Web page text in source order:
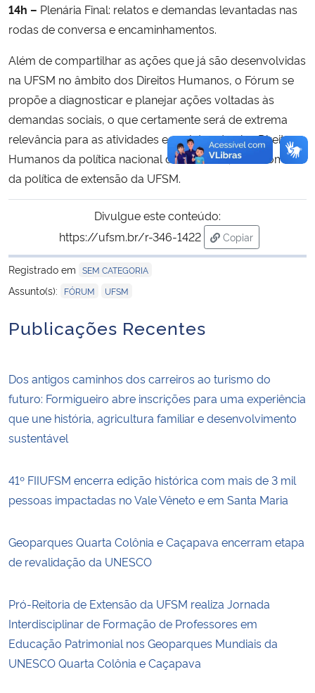
14h – Plenária Final: relatos e demandas levantadas nas
rodas de conversa e encaminhamentos.
Além de compartilhar as ações que já são desenvolvidas
na UFSM no âmbito dos Direitos Humanos, o Fórum se
propõe a diagnosticar e planejar ações voltadas às
demandas sociais, o que certamente será de extrema
relevância para as atividades e projetos do eixo Direitos
Humanos da política nacional de extensão, bem como
da política de extensão da UFSM.
Divulgue este conteúdo:
https://ufsm.br/r-346-1422
Copiar
para área de
Registrado em SEM CATEGORIA
Assunto(s): FÓRUM UFSM
Publicações Recentes
Dos antigos caminhos dos carreiros ao turismo do
futuro: Formigueiro abre inscrições para uma experiência
que une história, agricultura familiar e desenvolvimento
sustentável
41º FIIUFSM encerra edição histórica com mais de 3 mil
pessoas impactadas no Vale Vêneto e em Santa Maria
Geoparques Quarta Colônia e Caçapava encerram etapa
de revalidação da UNESCO
Pró-Reitoria de Extensão da UFSM realiza Jornada
Interdisciplinar de Formação de Professores em
Educação Patrimonial nos Geoparques Mundiais da
UNESCO Quarta Colônia e Caçapava